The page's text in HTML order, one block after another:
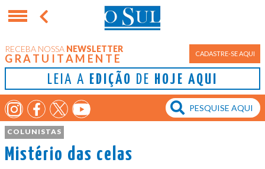
RECEBA NOSSA NEWSLETTER
GRATUITAMENTE CADASTRE-SE AQUI
LEIA A EDIÇÃO DE HOJE AQUI
COLUNISTAS
Mistério das celas